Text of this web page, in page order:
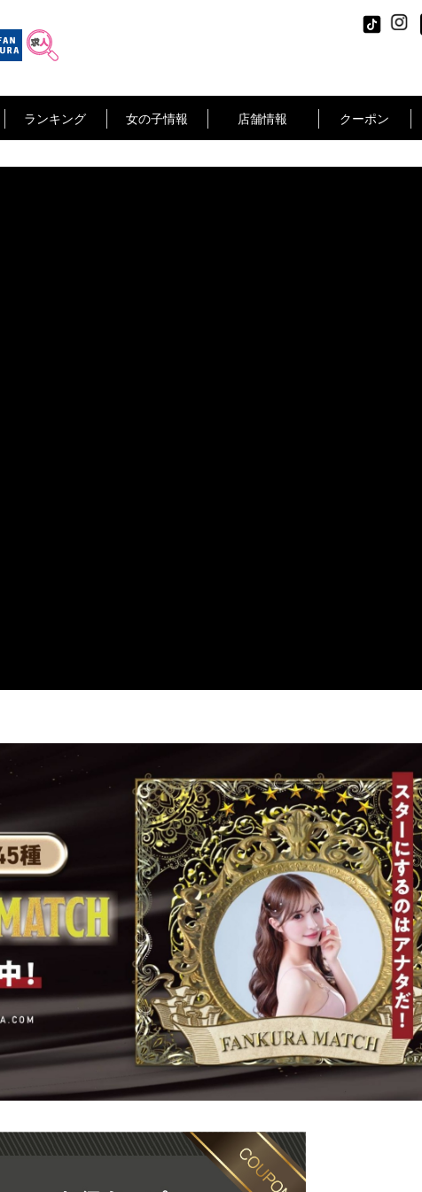
ランキング 女の子情報 店舗情報 クーポン